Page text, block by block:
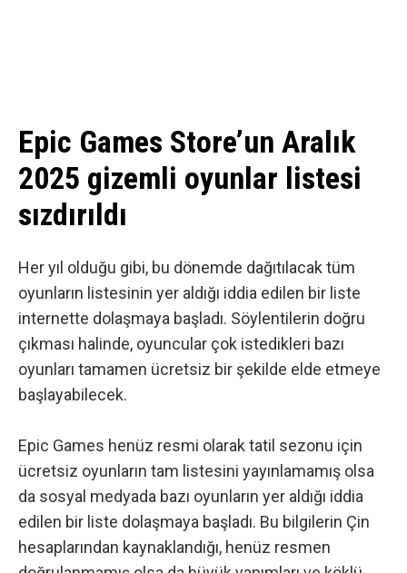
Epic Games Store’un Aralık
2025 gizemli oyunlar listesi
sızdırıldı
Her yıl olduğu gibi, bu dönemde dağıtılacak tüm
oyunların listesinin yer aldığı iddia edilen bir liste
internette dolaşmaya başladı. Söylentilerin doğru
çıkması halinde, oyuncular çok istedikleri bazı
oyunları tamamen ücretsiz bir şekilde elde etmeye
başlayabilecek.
Epic Games henüz resmi olarak tatil sezonu için
ücretsiz oyunların tam listesini yayınlamamış olsa
da sosyal medyada bazı oyunların yer aldığı iddia
edilen bir liste dolaşmaya başladı. Bu bilgilerin Çin
hesaplarından kaynaklandığı, henüz resmen